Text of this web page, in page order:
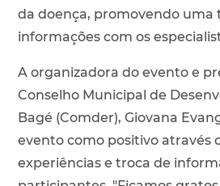
da doença, promovendo uma
informações com os
A organizadora do evento e
Conselho Municipal de
Bagé (Comder), Giovana
evento como positivo através
experiências e troca de